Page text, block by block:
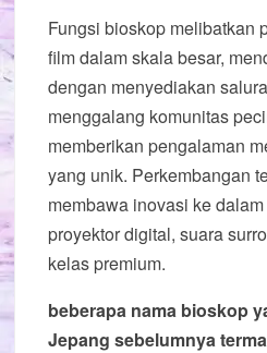
Fungsi bioskop melibatkan
film dalam skala besar,
dengan menyediakan
menggalang komunitas
memberikan pengalaman
yang unik. Perkembangan
membawa inovasi ke
proyektor digital, suara
kelas premium.
beberapa nama bioskop
Jepang sebelumnya